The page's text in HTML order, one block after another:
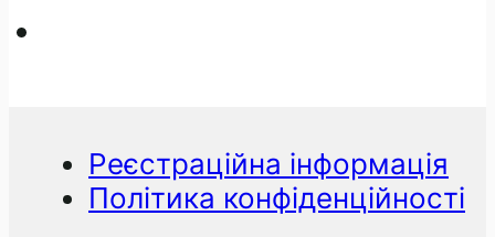
Реєстраційна інформація
Політика конфіденційності